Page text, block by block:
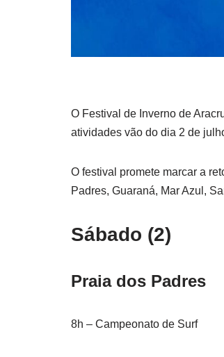
O Festival de Inverno de
atividades vão do dia 2 de
O festival promete marcar a
Padres, Guaraná, Mar Azul,
Sábado (2)
Praia dos Padres
8h – Campeonato de Surf